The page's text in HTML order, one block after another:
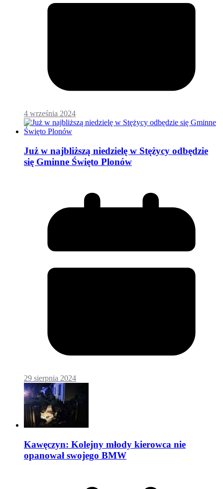
4 września 2024
Już w najbliższą niedzielę w Stężycy odbędzie
się Gminne Święto Plonów
29 sierpnia 2024
Kawęczyn: Kolejny młody kierowca nie
opanował swojego BMW